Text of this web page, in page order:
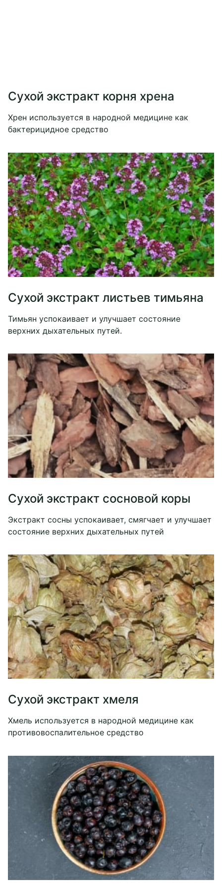
Сухой экстракт корня хрена
Хрен используется в народной медицине как
бактерицидное средство
Сухой экстракт листьев тимьяна
Тимьян успокаивает и улучшает состояние
верхних дыхательных путей.
Сухой экстракт сосновой коры
Экстракт сосны успокаивает, смягчает и улучшает
состояние верхних дыхательных путей
Сухой экстракт хмеля
Хмель используется в народной медицине как
противовоспалительное средство